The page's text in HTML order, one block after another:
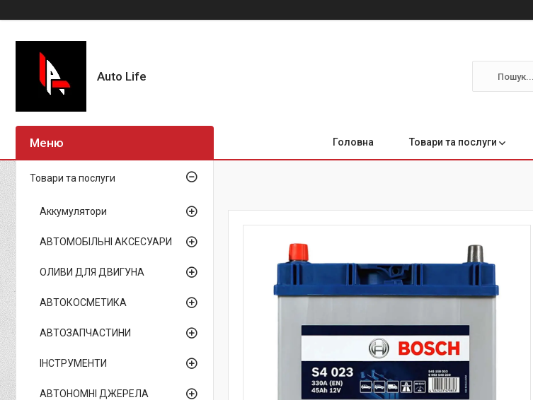
Auto Life
Головна Товари та послуги
Товари та послуги
Аккумулятори
АВТОМОБІЛЬНІ АКСЕСУАРИ
ОЛИВИ ДЛЯ ДВИГУНА
АВТОКОСМЕТИКА
АВТОЗАПЧАСТИНИ
ІНСТРУМЕНТИ
АВТОНОМНІ ДЖЕРЕЛА